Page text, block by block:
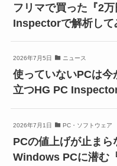
フリマで買った『2
Inspectorで解析して
2026年7月5日 ニュース
使っていないPCは
立つHG PC
2026年7月1日 PC・ソフトウェア
PCの値上げが止ま
Windows PCに潜む